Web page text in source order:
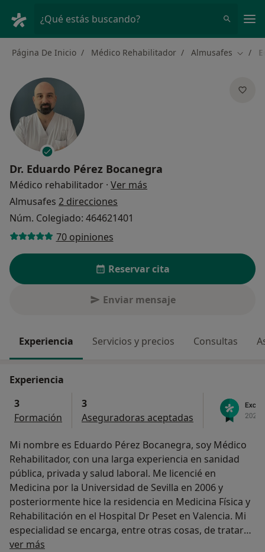
¿Qué estás buscando?
Página De Inicio Médico Rehabilitador Almusafes
Dr. Eduardo Pérez Bocanegra
Médico rehabilitador · Ver más
Almusafes 2 direcciones
Núm. Colegiado: 464621401
70 opiniones
Reservar cita
Enviar mensaje
Experiencia Servicios y precios Consultas
Experiencia
3
Formación
3
Aseguradoras aceptadas
Mi nombre es Eduardo Pérez Bocanegra, soy Médico
Rehabilitador, con una larga experiencia en sanidad
pública, privada y salud laboral. Me licencié en
Medicina por la Universidad de Sevilla en 2006 y
posteriormente hice la residencia en Medicina Física y
Rehabilitación en el Hospital Dr Peset en Valencia. Mi
especialidad se encarga, entre otras cosas, de tratar
las patologías del aparato locomotor (huesos,
ver más